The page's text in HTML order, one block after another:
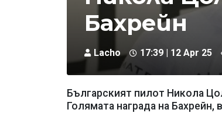
Бахрейн
Lacho 17:39 | 12 Apr 25
Българският пилот Никола
Голямата награда на